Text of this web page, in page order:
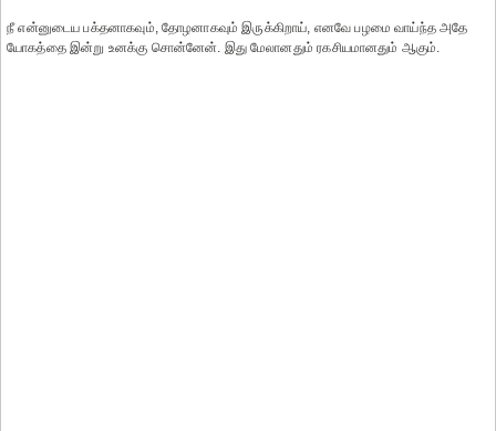
நீ என்னுடைய பக்தனாகவும், தோழனாகவும் இருக்கிறாய், எனவே பழமை வாய்ந்த அதே
யோகத்தை இன்று உனக்கு சொன்னேன். இது மேலானதும் ரகசியமானதும் ஆகும்.